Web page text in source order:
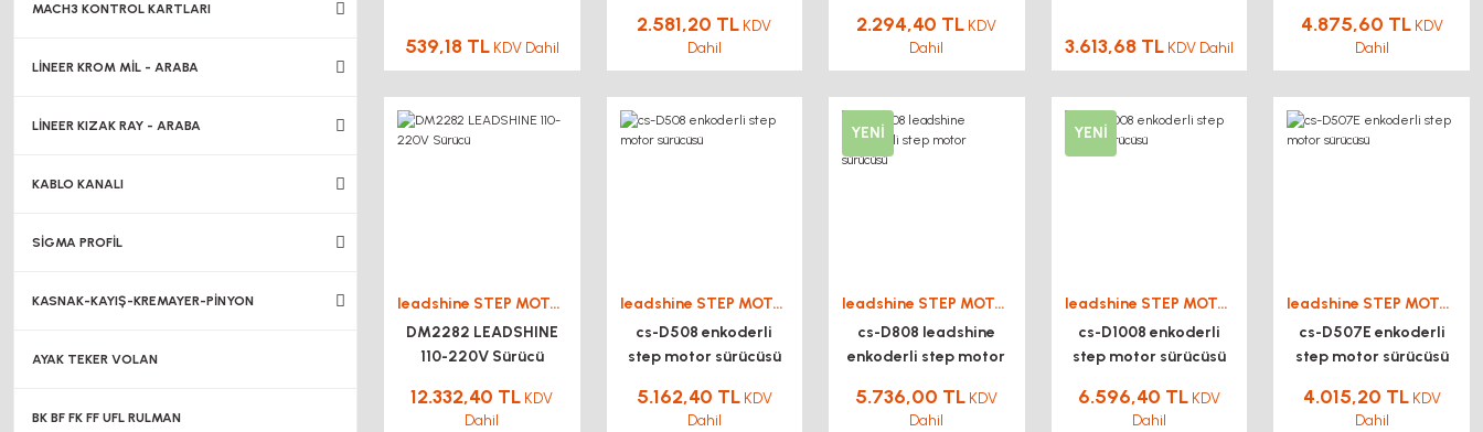
MACH3 KONTROL KARTLARI
LİNEER KROM MİL - ARABA
LİNEER KIZAK RAY - ARABA
KABLO KANALI
SİGMA PROFİL
KASNAK-KAYIŞ-KREMAYER-PİNYON
AYAK TEKER VOLAN
BK BF FK FF UFL RULMAN
539,18 TL KDV Dahil
2.581,20 TL KDV
Dahil
2.294,40 TL KDV
Dahil
3.613,68 TL KDV Dahil
4.875,60 TL KDV
Dahil
leadshine STEP MOTOR DRİVER SÜRÜCÜ
DM2282 LEADSHINE
110-220V Sürücü
12.332,40 TL KDV
Dahil
leadshine STEP MOTOR DRİVER SÜRÜCÜ
cs-D508 enkoderli
step motor sürücüsü
5.162,40 TL KDV
Dahil
YENİ
leadshine STEP MOTOR DRİVER SÜRÜCÜ
cs-D808 leadshine
enkoderli step motor
5.736,00 TL KDV
Dahil
YENİ
leadshine STEP MOTOR DRİVER SÜRÜCÜ
cs-D1008 enkoderli
step motor sürücüsü
6.596,40 TL KDV
Dahil
leadshine STEP MOTOR DRİVER SÜRÜCÜ
cs-D507E enkoderli
step motor sürücüsü
4.015,20 TL KDV
Dahil